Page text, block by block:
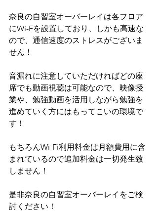
奈良の自習室オーバーレイは各フロア
にWi-Fを設置しており、しかも高速な
ので、通信速度のストレスがございま
せん！
音漏れに注意していただければどの座
席でも動画視聴は可能なので、映像授
業や、勉強動画を活用しながら勉強を
進めていく方にはもってこいの環境で
す！
もちろんWi-Fi利用料金は月額費用に含
まれているので追加料金は一切発生致
しません！
是非奈良の自習室オーバーレイをご検
討ください！